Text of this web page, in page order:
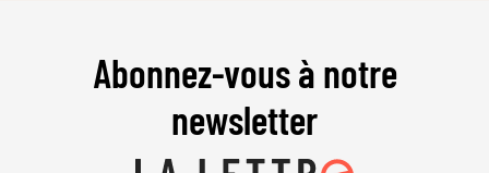
Abonnez-vous à notre
newsletter